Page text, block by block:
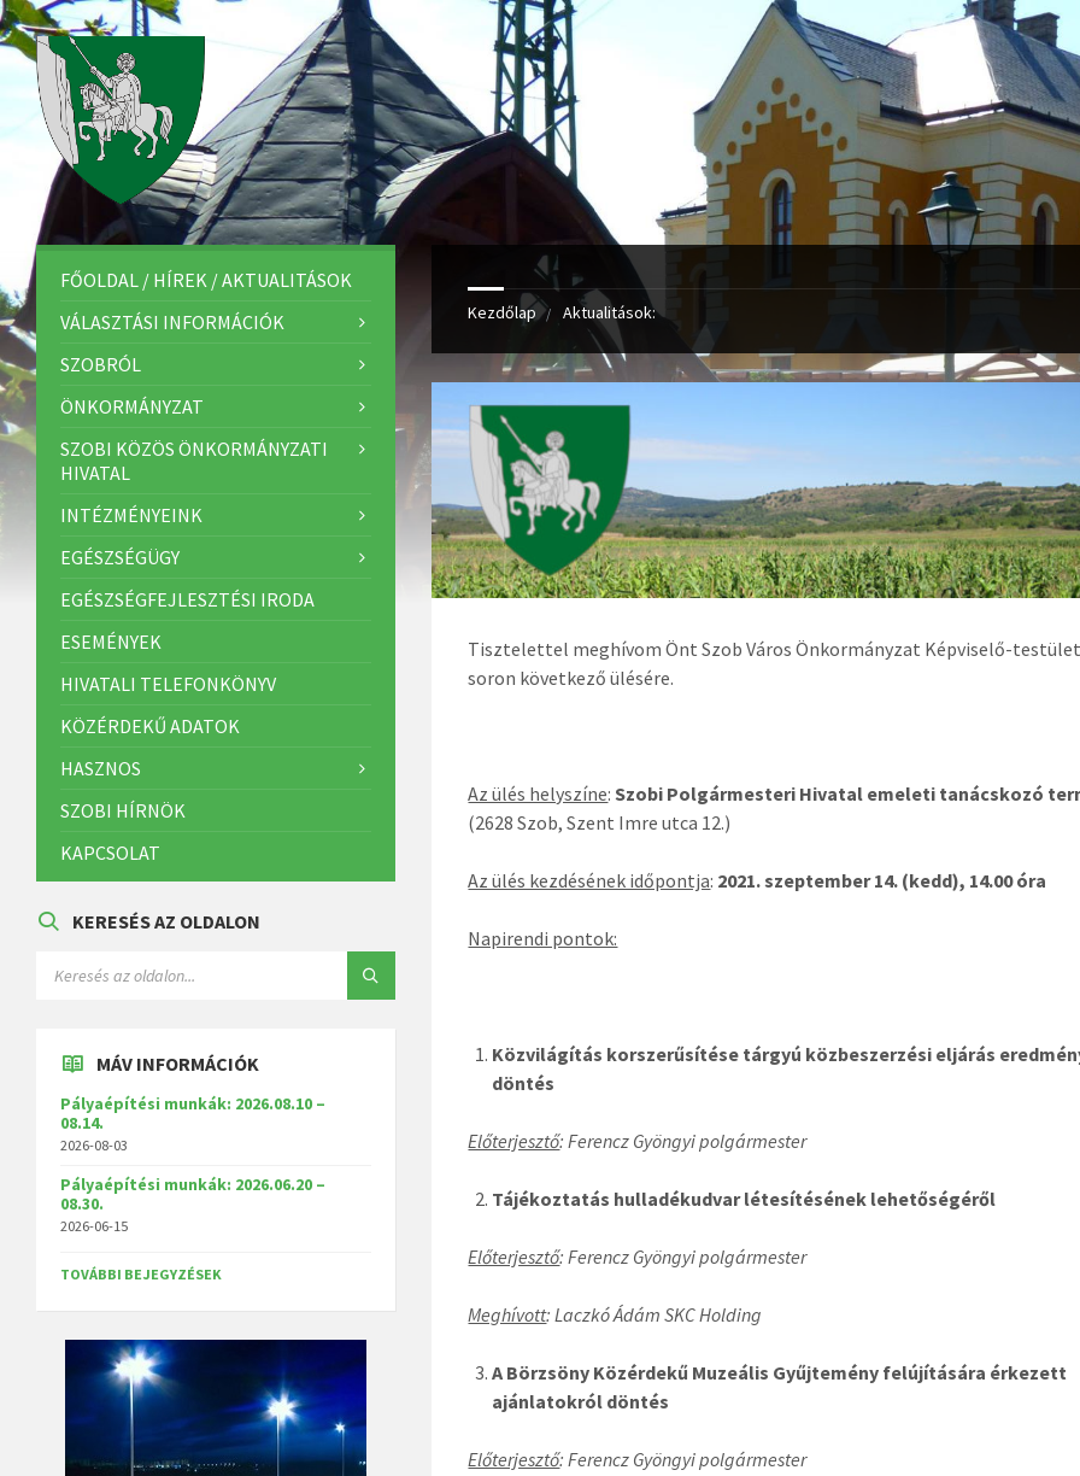
Kezdőlap Aktualitások:
Tisztelettel meghívom Önt Szob Város Önkormányzat Képviselő-
soron következő ülésére.
Az ülés helyszíne:Szobi Polgármesteri Hivatal emeleti tanácskozó
(2628 Szob, Szent Imre utca 12.)
Az ülés kezdésének időpontja: 2021. szeptember 14. (kedd), 14.00 óra
Napirendi pontok:
Közvilágítás korszerűsítése tárgyú közbeszerzési eljárás
döntés
Előterjesztő: Ferencz Gyöngyi polgármester
Tájékoztatás hulladékudvar létesítésének lehetőségéről
Előterjesztő: Ferencz Gyöngyi polgármester
Meghívott: Laczkó Ádám SKC Holding
A Börzsöny Közérdekű Muzeális Gyűjtemény felújítására érkezett
ajánlatokról döntés
Előterjesztő: Ferencz Gyöngyi polgármester
FŐOLDAL / HÍREK / AKTUALITÁSOK
VÁLASZTÁSI INFORMÁCIÓK
SZOBRÓL
ÖNKORMÁNYZAT
SZOBI KÖZÖS ÖNKORMÁNYZATI
HIVATAL
INTÉZMÉNYEINK
EGÉSZSÉGÜGY
EGÉSZSÉGFEJLESZTÉSI IRODA
ESEMÉNYEK
HIVATALI TELEFONKÖNYV
KÖZÉRDEKŰ ADATOK
HASZNOS
SZOBI HÍRNÖK
KAPCSOLAT
KERESÉS AZ OLDALON
MÁV INFORMÁCIÓK
Pályaépítési munkák: 2026.08.10 –
08.14.
2026-08-03
Pályaépítési munkák: 2026.06.20 –
08.30.
2026-06-15
TOVÁBBI BEJEGYZÉSEK